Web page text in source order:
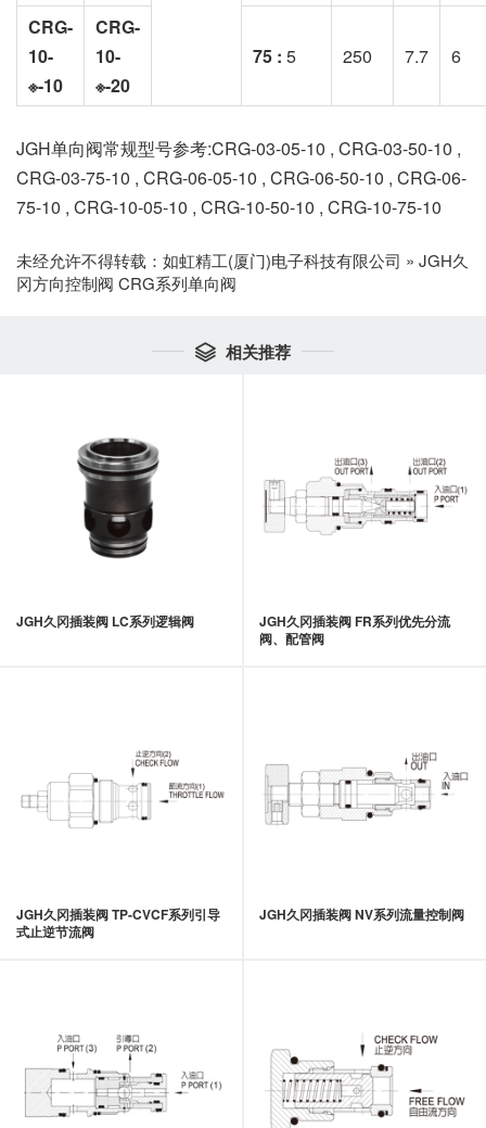
CRG-
10-
※-10
CRG-
10-
※-20
75 : 5 250 7.7 6
JGH单向阀常规型号参考:CRG-03-05-10 , CRG-03-50-10 ,
CRG-03-75-10 , CRG-06-05-10 , CRG-06-50-10 , CRG-06-
75-10 , CRG-10-05-10 , CRG-10-50-10 , CRG-10-75-10
未经允许不得转载： 如虹精工(厦门)电子科技有限公司 » JGH久
冈方向控制阀 CRG系列单向阀
 相关推荐
JGH久冈插装阀 LC系列逻辑阀
JGH久冈插装阀 FR系列优先分流
阀、配管阀
JGH久冈插装阀 TP-CVCF系列引导
式止逆节流阀
JGH久冈插装阀 NV系列流量控制阀